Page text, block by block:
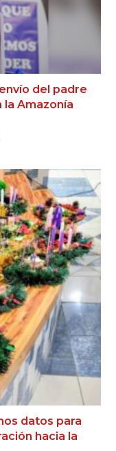
del padre
la Amazonía
datos para
hacia la